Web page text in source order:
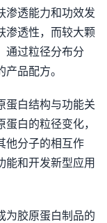
渗透能力和功效发
渗透性，而较大颗
通过粒径分布分
品配方。
蛋白结构与功能关
白的粒径变化，
他分子的相互作
能和开发新型应用
为胶原蛋白制品的